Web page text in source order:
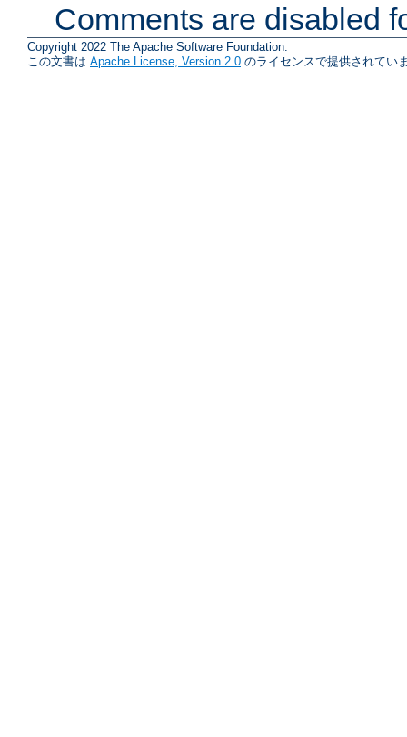
Comments are disabled
Copyright 2022 The Apache Software Foundation.
この文書は Apache License, Version 2.0 のライセンスで提供されてい